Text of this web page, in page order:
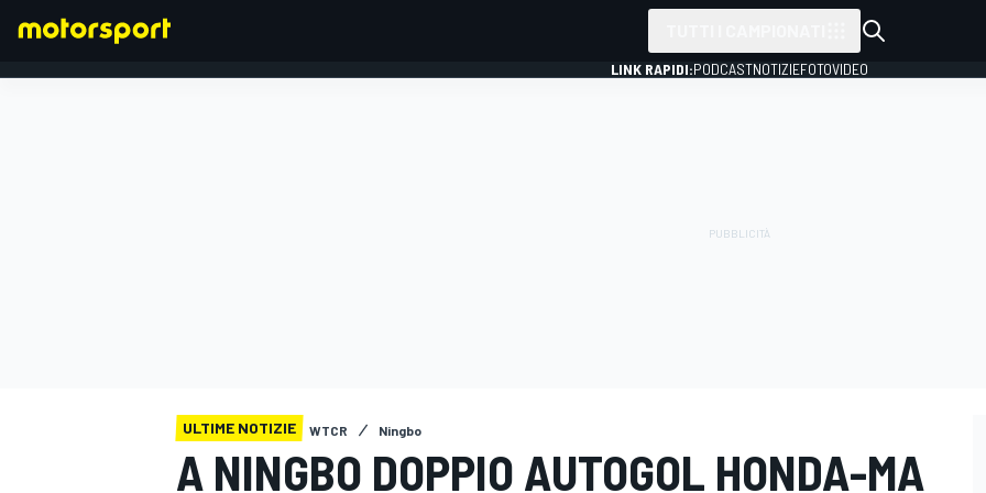
LINK RAPIDI:PODCASTNOTIZIEFOTOVIDEO
ULTIME NOTIZIE WTCR Ningbo
A NINGBO DOPPIO AUTOGOL HONDA-MA